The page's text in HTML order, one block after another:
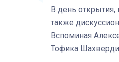
В день
также
Вспоминая
Тофика